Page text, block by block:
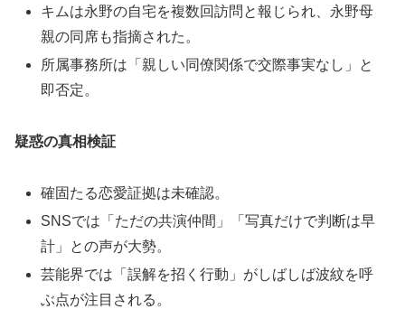
キムは永野の自宅を複数回訪問と報じられ、永野母
親の同席も指摘された。
所属事務所は「親しい同僚関係で交際事実なし」と
即否定。
疑惑の真相検証
確固たる恋愛証拠は未確認。
SNSでは「ただの共演仲間」「写真だけで判断は早
計」との声が大勢。
芸能界では「誤解を招く行動」がしばしば波紋を呼
ぶ点が注目される。